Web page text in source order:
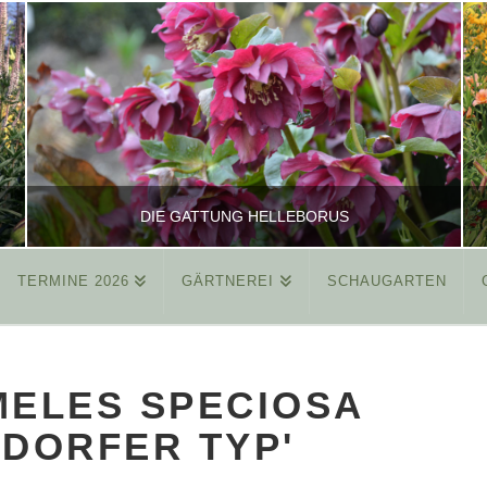
DIE GATTUNG HELLEBORUS
REINHARD
MÄRZ 26, 2015
TERMINE 2026 GÄRTNEREI SCHAUGARTEN
SPECIOSA
TYP'